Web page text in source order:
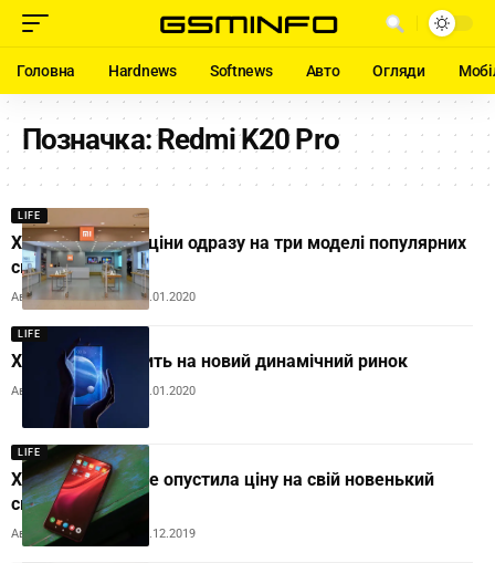
Головна Hardnews Softnews Авто Огляди
Позначка:Redmi K20 Pro
LIFE
Xiaomi обвалює ціни одразу на три моделі популярних
смартфонів
Автор:Andrew Orobets23.01.2020
LIFE
Xiaomi Mi виходить на новий динамічний ринок
Автор: Andrew Orobets 16.01.2020
LIFE
Xiaomi ще більше опустила ціну на свій новенький
смарфон
Автор:Andrew Orobets 19.12.2019